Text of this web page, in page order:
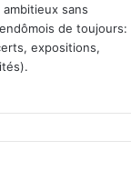
sans
de toujours:
expositions,